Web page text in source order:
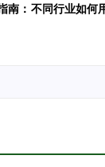
南：不同行业如何